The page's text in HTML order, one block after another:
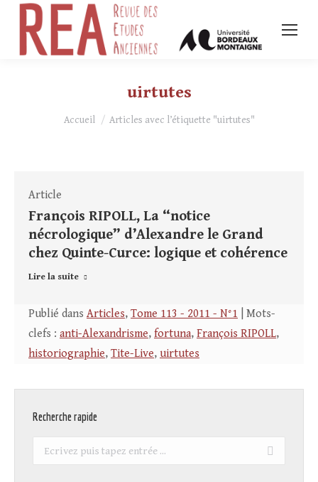
uirtutes
Vous êtes ici :
Accueil Articles avec l’étiquette "uirtutes"
Article
François RIPOLL, La “notice
nécrologique” d’Alexandre le Grand
chez Quinte-Curce: logique et cohérence
Lire la suite
Publié dans Articles, Tome 113 - 2011 - N°1 | Mots-
clefs : anti-Alexandrisme, fortuna, François RIPOLL,
historiographie, Tite-Live, uirtutes
Recherche rapide
Recherche